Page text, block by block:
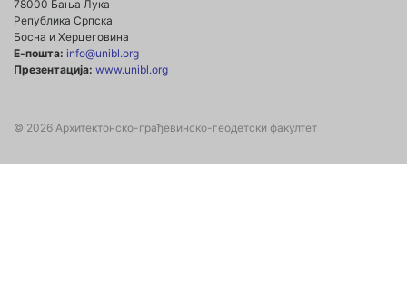
78000 Бања Лука
Република Српска
Босна и Херцеговина
Е-пошта: info@unibl.org
Презентација: www.unibl.org
© 2026 Архитектонско-грађевинско-геодетски факултет